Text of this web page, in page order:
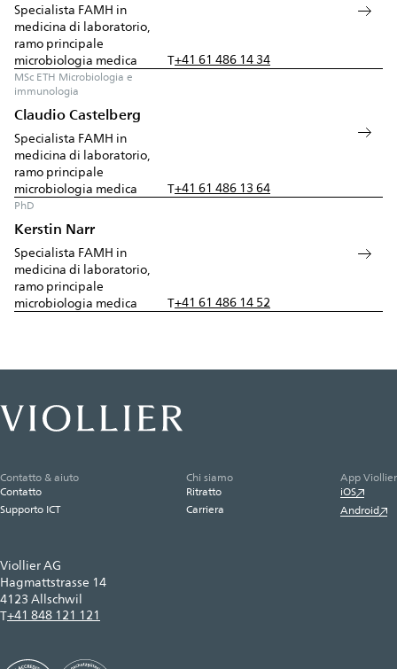
Specialista FAMH in
medicina di laboratorio,
ramo principale
microbiologia medica
T+41 61 486 14 34
MSc ETH Microbiologia e
immunologia
Claudio Castelberg
Specialista FAMH in
medicina di laboratorio,
ramo principale
microbiologia medica
T+41 61 486 13 64
PhD
Kerstin Narr
Specialista FAMH in
medicina di laboratorio,
ramo principale
microbiologia medica
T+41 61 486 14 52
Viollier AG
Hagmattstrasse 14
4123 Allschwil
T+41 848 121 121
Contatto & aiuto
Contatto
Supporto ICT
Chi siamo
Ritratto
Carriera
App Viollier
iOS
Android